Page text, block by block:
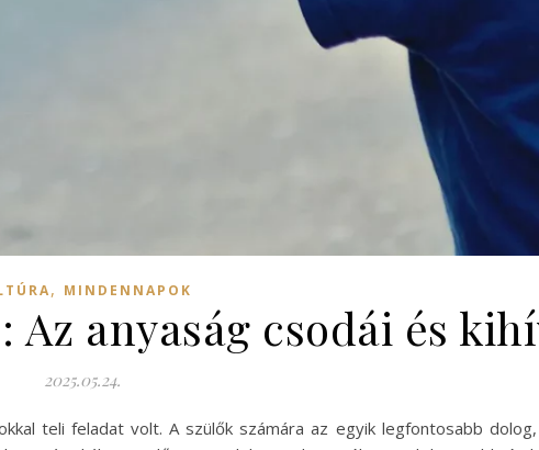
, MINDENNAPOK
Az anyaság csodái és
2025.05.24.
teli feladat volt. A szülők számára az egyik legfontosabb